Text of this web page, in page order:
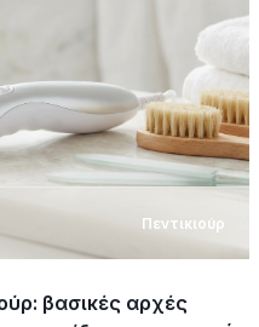
Πεντικιούρ
βασικές αρχές